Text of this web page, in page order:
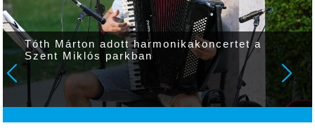
Tóth Márton adott harmonikakoncertet a
Szent Miklós parkban